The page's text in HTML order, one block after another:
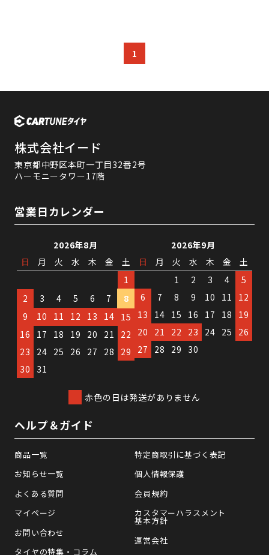
1
株式会社イード
東京都中野区本町一丁目32番2号
ハーモニータワー17階
営業日カレンダー
2026年8月
日
月 火 水 木 金
土
1
2
3 4 5 6 7
8
9
10 11 12 13 14 15
16
17 18 19 20 21
22
23
24 25 26 27 28
29
30
31
2026年9月
日
月 火 水 木 金
土
1
2 3 4
5
6
7 8 9 10 11
12
13
14 15 16 17 18
19
20
21 22 23 24 25
26
27
28 29 30
赤色の日は発送がありません
ヘルプ＆ガイド
商品一覧
お知らせ一覧
よくある質問
マイページ
お問い合わせ
タイヤの特集・コラム
特定商取引に基づく表記
個人情報保護
会員規約
カスタマーハラスメント
基本方針
運営会社